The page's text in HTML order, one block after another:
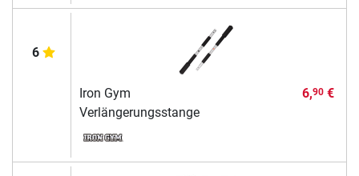
6
Iron Gym
Verlängerungsstange
6,90€